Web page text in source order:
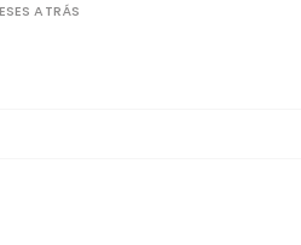
ATRÁS